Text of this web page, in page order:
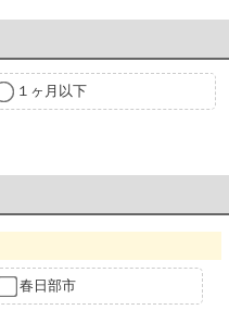
１ヶ月以下
春日部市